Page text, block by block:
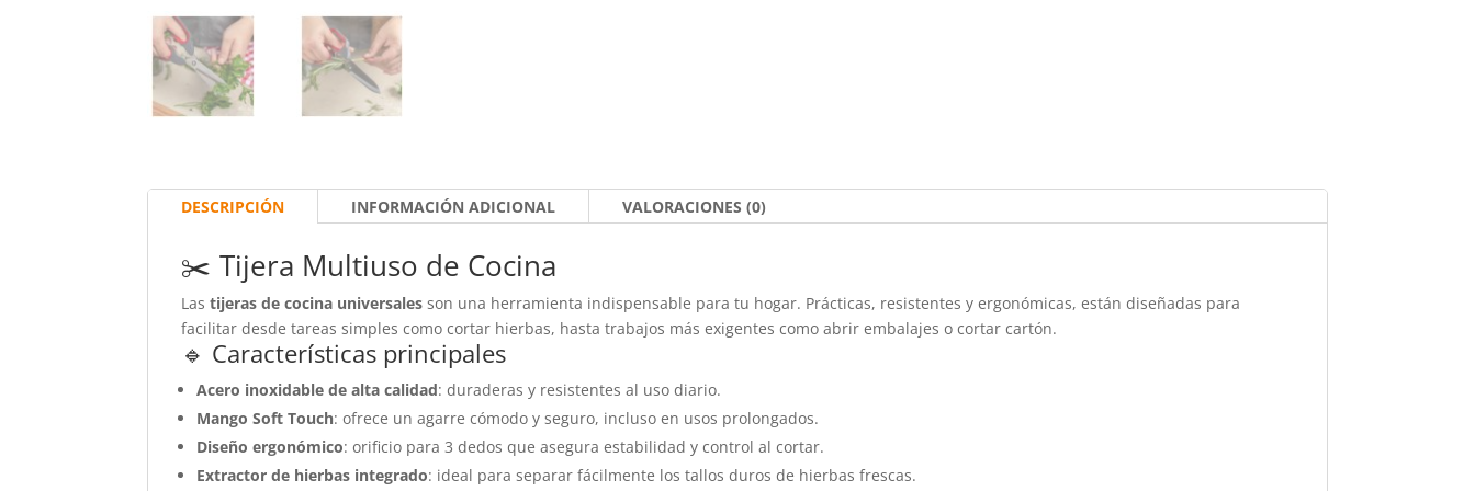
DESCRIPCIÓN INFORMACIÓN ADICIONAL VALORACIONES (0)
✂️ Tijera Multiuso de Cocina
Lastijeras de cocina universales son una herramienta indispensable para tu hogar. Prácticas, resistentes y ergonómicas, están diseñadas para
facilitar desde tareas simples como cortar hierbas, hasta trabajos más exigentes como abrir embalajes o cortar cartón.
🔹 Características principales
Acero inoxidable de alta calidad: duraderas y resistentes al uso diario.
Mango Soft Touch: ofrece un agarre cómodo y seguro, incluso en usos prolongados.
Diseño ergonómico: orificio para 3 dedos que asegura estabilidad y control al cortar.
Extractor de hierbas integrado: ideal para separar fácilmente los tallos duros de hierbas frescas.